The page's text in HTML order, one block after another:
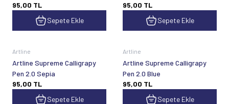
95,00 TL
Sepete Ekle
95,00 TL
Sepete Ekle
Artline
Artline Supreme Calligrapy
Pen 2.0 Sepia
95,00 TL
Sepete Ekle
Artline
Artline Supreme Calligrapy
Pen 2.0 Blue
95,00 TL
Sepete Ekle